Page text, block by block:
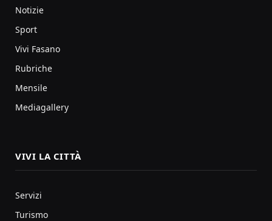
Notizie
Sport
Vivi Fasano
Rubriche
Mensile
Mediagallery
VIVI LA CITTÀ
Servizi
Turismo